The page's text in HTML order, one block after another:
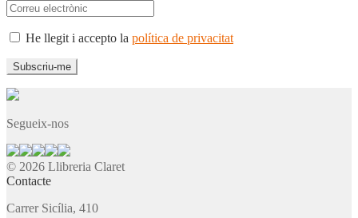
He llegit i accepto la política de privacitat
Segueix-nos
© 2026 Llibreria Claret
Contacte
Carrer Sicília, 410